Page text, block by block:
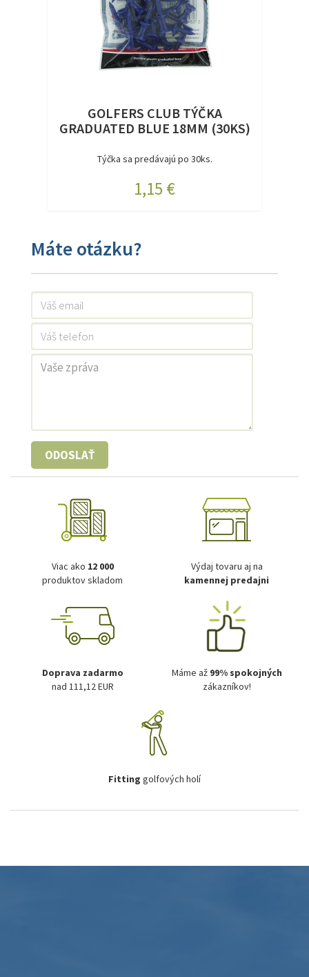
GOLFERS CLUB TÝČKA
GRADUATED BLUE 18MM (30KS)
Týčka sa predávajú po 30ks.
1,15 €
Máte otázku?
ODOSLAŤ
Viac ako 12 000
produktov skladom
Výdaj tovaru aj na
kamennej predajni
Doprava zadarmo
nad 111,12 EUR
Máme až 99% spokojných
zákazníkov!
Fitting golfových holí